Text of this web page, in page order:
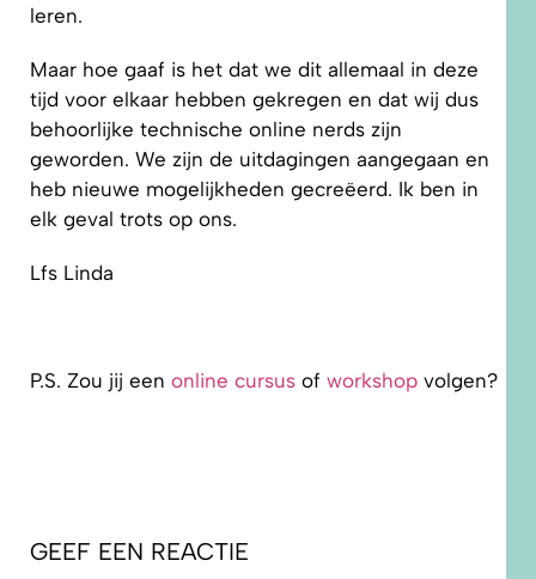
leren.
Maar hoe gaaf is het dat we dit allemaal in deze
tijd voor elkaar hebben gekregen en dat wij dus
behoorlijke technische online nerds zijn
geworden. We zijn de uitdagingen aangegaan en
heb nieuwe mogelijkheden gecreëerd. Ik ben in
elk geval trots op ons.
Lfs Linda
P.S. Zou jij een online cursus of workshop volgen?
GEEF EEN REACTIE